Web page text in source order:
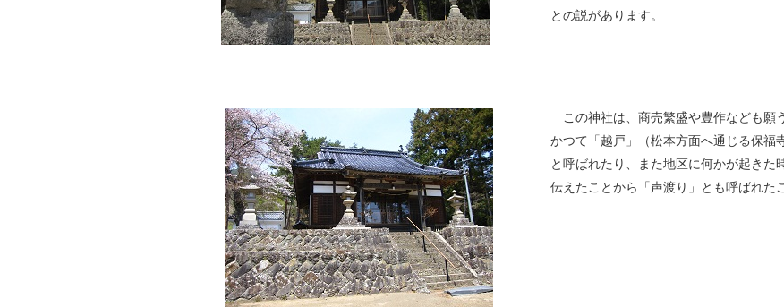
との説があります。
この神社は、商売繁盛や豊作なども願
かつて「越戸」（松本方面へ通じる保福
と呼ばれたり、また地区に何かが起きた
伝えたことから「声渡り」とも呼ばれた